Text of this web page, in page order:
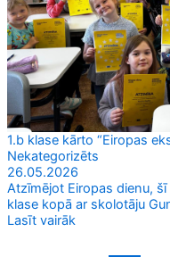
1.b klase kārto “Eiropas
Nekategorizēts
26.05.2026
Atzīmējot Eiropas dienu,
klase kopā ar skolotāju
Lasīt vairāk